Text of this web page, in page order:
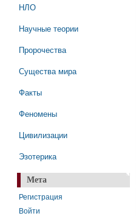
НЛО
Научные теории
Пророчества
Существа мира
Факты
Феномены
Цивилизации
Эзотерика
Мета
Регистрация
Войти